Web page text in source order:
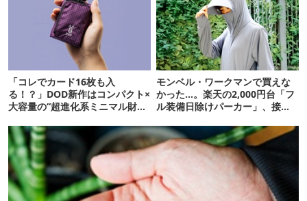
「コレでカード16枚も入
る！？」DOD新作はコンパクト×
大容量の“超進化系ミニマル財
モンベル・ワークマンで買えな
かった…。楽天の2,000円台「フ
ル装備日除けパーカー」、接触